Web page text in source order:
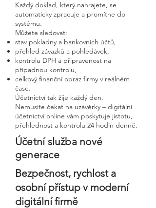
Každý doklad, který nahrajete, se
automaticky zpracuje a promítne do
systému.
Můžete sledovat:
stav pokladny a bankovních účtů,
přehled závazků a pohledávek,
kontrolu DPH a připravenost na
případnou kontrolu,
celkový finanční obraz firmy v reálném
čase.
Účetnictví tak žije každý den.
Nemusíte čekat na uzávěrky – digitální
účetnictví online vám poskytuje jistotu,
přehlednost a kontrolu 24 hodin denně.
Účetní služba nové
generace
Bezpečnost, rychlost a
osobní přístup v moderní
digitální firmě